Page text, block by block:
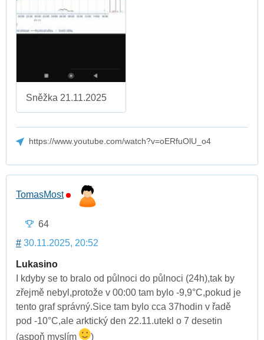
Sněžka 21.11.2025
https://www.youtube.com/watch?v=oERfuOlU_o4
TomasMost
64
# 30.11.2025, 20:52
Lukasino
I kdyby se to bralo od půlnoci do půlnoci (24h),tak by
zřejmě nebyl,protože v 00:00 tam bylo -9,9°C,pokud je
tento graf správný.Sice tam bylo cca 37hodin v řadě
pod -10°C,ale arktický den 22.11.utekl o 7 desetin
(aspoň myslím
)